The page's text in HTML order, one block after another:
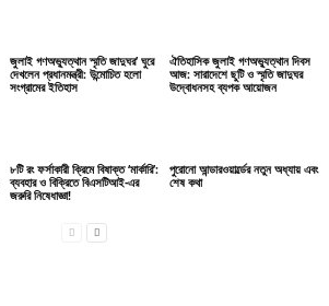
জুলাই গণঅভ্যুত্থান স্মৃতি জাদুঘর’ ঘুরে
দেখলেন প্রধানমন্ত্রী: উন্মোচিত হলো
সংগ্রামের ইতিহাস
ঐতিহাসিক জুলাই গণঅভ্যুত্থান দিবস
আজ: সারাদেশে ছুটি ও স্মৃতি জাদুঘর
উদ্বোধনসহ ব্যপক আয়োজন
৮টি রং ফর্সাকারী ক্রিমে বিষাক্ত ‘মার্কারি’:
ব্যবহার ও বিক্রিতে বিএসটিআই-এর
জরুরি নিষেধাজ্ঞা!
পুরোনো আন্ডারওয়ার্ল্ডের নতুন অধ্যায় এবং
শেষ কথা